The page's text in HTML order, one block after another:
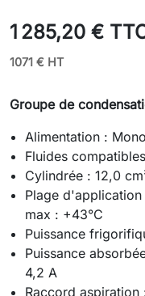
1 285,20 €
1071 € HT
Groupe de
Alimentation :
Fluides
Cylindrée : 12,0
Plage
max : +43°C
Puissance
Puissance
4,2 A
Raccord